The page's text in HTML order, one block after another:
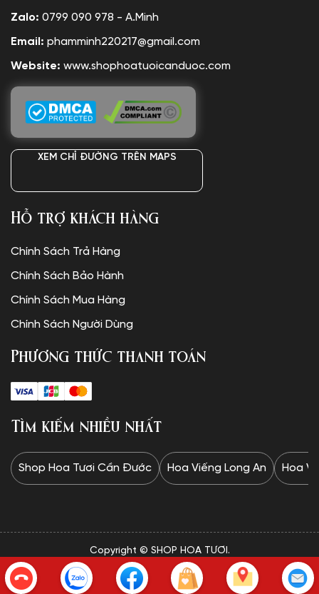
Zalo: 0799 090 978 - A.Minh
Email: phamminh220217@gmail.com
Website: www.shophoatuoicanduoc.com
XEM CHỈ ĐƯỜNG TRÊN MAPS
Hỗ trợ khách hàng
Chính Sách Trả Hàng
Chính Sách Bảo Hành
Chính Sách Mua Hàng
Chính Sách Người Dùng
Phương thức thanh toán
Tìm kiếm nhiều nhất
Shop Hoa Tươi Cần Đước Hoa Viếng Long An Hoa
Copyright © SHOP HOA TƯƠI.
✦Website được thiết kế và vận hành bởi Minh Trí: 0328 732
834✦